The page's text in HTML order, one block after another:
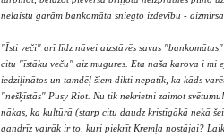
nelaistu garām bankomāta sniegto izdevību -
"Īsti veči" arī līdz nāvei aizstāvēs savus
citu "īstāku veču" aiz mugures. Eta naša karova i mi
iedziļinātos un tamdēļ šiem dikti nepatīk, ka kāds
"nešķīstās" Pusy Riot. Nu tik nekrietni zaimot
nākas, ka kultūrā (starp citu daudz kristīgākā nekā
gandrīz vairāk ir to, kuri piekrīt Kremļa nostājai?